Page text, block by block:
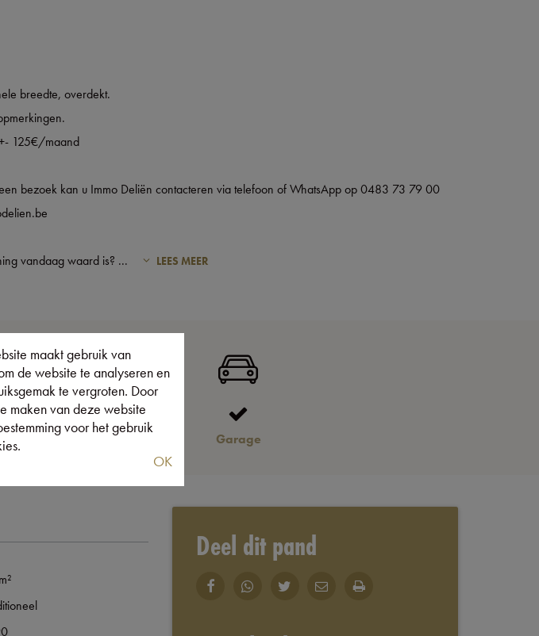
breedte, overdekt.
125€/maand
bezoek kan u Immo Deliën contacteren via telefoon of WhatsApp op 0483 73 79 00
vandaag waard is? ... LEES MEER
Garage
Deel dit pand
maakt gebruik van
de website te analyseren en
te vergroten. Door
maken van deze website
voor het gebruik
OK